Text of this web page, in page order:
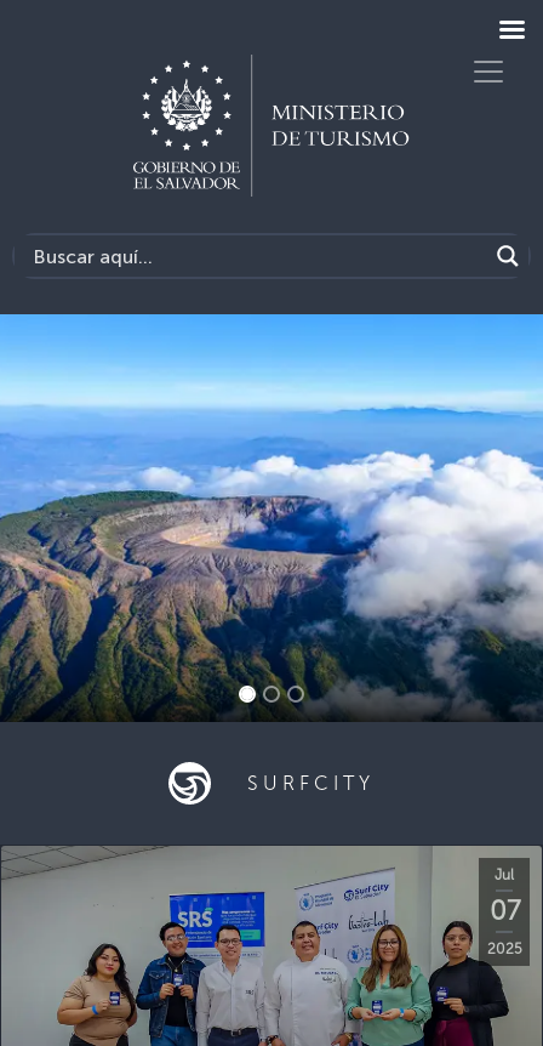
SURFCITY
Jul
07
2025